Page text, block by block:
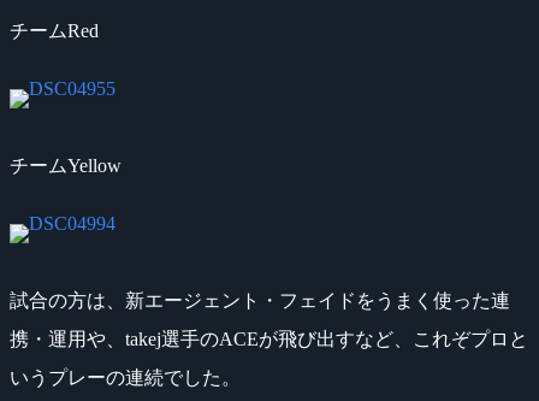
チームRed
チームYellow
試合の方は、新エージェント・フェイドをうまく使った連
携・運用や、takej選手のACEが飛び出すなど、これぞプロと
いうプレーの連続でした。